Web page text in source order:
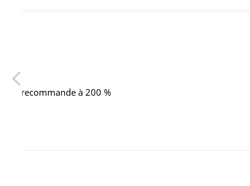
Très professionnel ! Seul